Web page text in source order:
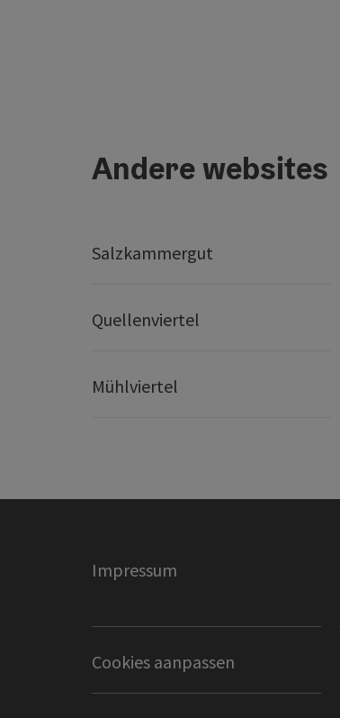
Andere websites
Salzkammergut
Quellenviertel
Mühlviertel
Impressum
Cookies aanpassen